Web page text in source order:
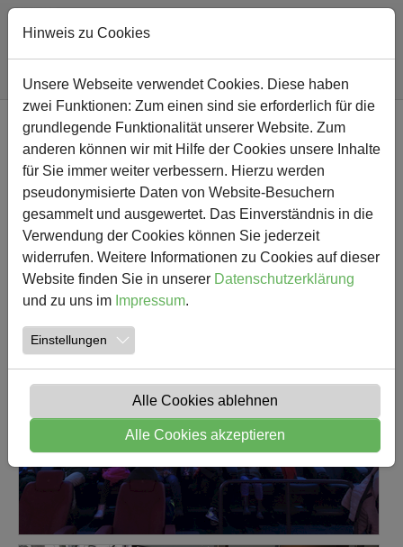
Zum Hauptinhalt springen
Sie sind hier:
Südschule Nachricht
NEWS
Ausflug ins Kino
18.12.2023
Hinweis zu Cookies
Unsere Webseite verwendet Cookies. Diese haben
zwei Funktionen: Zum einen sind sie erforderlich für die
grundlegende Funktionalität unserer Website. Zum
anderen können wir mit Hilfe der Cookies unsere Inhalte
für Sie immer weiter verbessern. Hierzu werden
pseudonymisierte Daten von Website-Besuchern
gesammelt und ausgewertet. Das Einverständnis in die
Verwendung der Cookies können Sie jederzeit
widerrufen. Weitere Informationen zu Cookies auf dieser
Website finden Sie in unserer Datenschutzerklärung
und zu uns im Impressum.
Einstellungen
Alle Cookies ablehnen
Alle Cookies akzeptieren